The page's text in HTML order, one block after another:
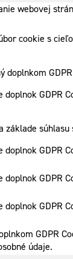
webovej
cookie s
doplnkom
doplnok GDPR
základe
doplnok GDPR
doplnok GDPR
doplnok GDPR
GDPR
údaje.